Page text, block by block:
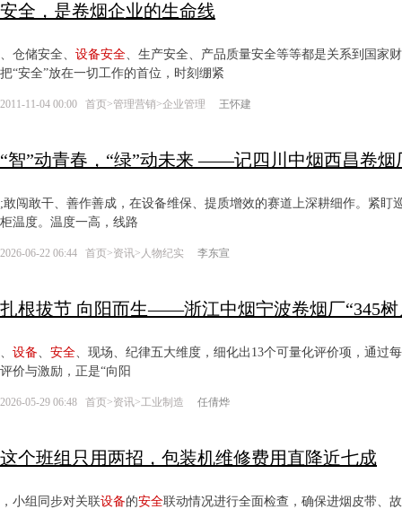
安全，是卷烟企业的生命线
、仓储安全、 设备安全、生产安全、产品质量安全等等都是关系到国家
把“安全”放在一切工作的首位，时刻绷紧
2011-11-04 00:00 首页>管理营销>企业管理 王怀建
“智”动青春，“绿”动未来 ——记四川中烟西昌卷烟
;敢闯敢干、善作善成，在设备维保、提质增效的赛道上深耕细作。紧盯
柜温度。温度一高，线路
2026-06-22 06:44 首页>资讯> 人物纪实 李东宣
扎根拔节 向阳而生——浙江中烟宁波卷烟厂“345树
、 设备、 安全、现场、纪律五大维度，细化出13个可量化评价项，通过
评价与激励，正是“向阳
2026-05-29 06:48 首页>资讯>工业制造 任倩烨
这个班组只用两招，包装机维修费用直降近七成
，小组同步对关联设备的安全联动情况进行全面检查，确保进烟皮带、